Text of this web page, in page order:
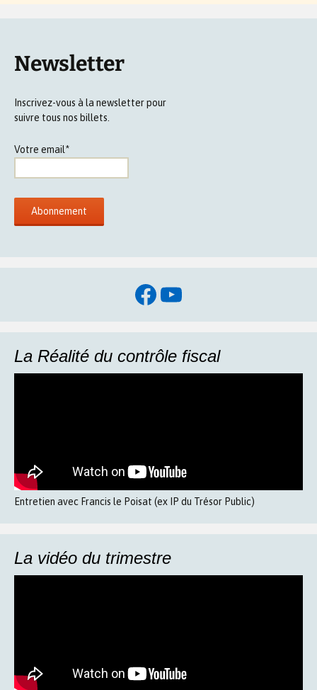
Newsletter
Inscrivez-vous à la newsletter pour
suivre tous nos billets.
Votre email*
Facebook
YouTube
La Réalité du contrôle fiscal
Entretien avec Francis le Poisat (ex IP du Trésor Public)
La vidéo du trimestre